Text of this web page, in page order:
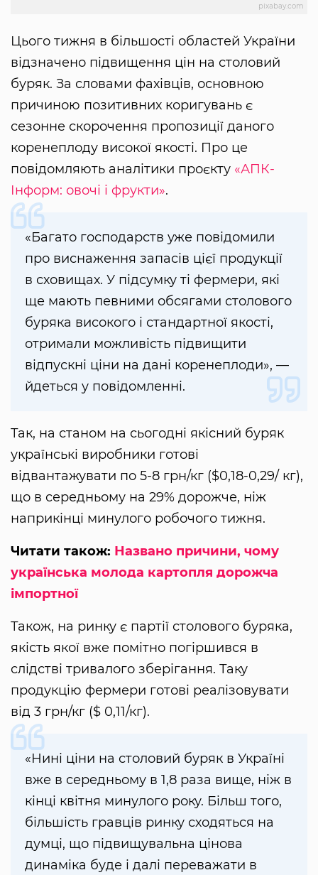
pixabay.com
Цього тижня в більшості областей України
відзначено підвищення цін на столовий
буряк. За словами фахівців, основною
причиною позитивних коригувань є
сезонне скорочення пропозиції даного
коренеплоду високої якості. Про це
повідомляють аналітики проєкту «АПК-
Інформ: овочі і фрукти».
«Багато господарств уже повідомили
про виснаження запасів цієї продукції
в сховищах. У підсумку ті фермери, які
ще мають певними обсягами столового
буряка високого і стандартної якості,
отримали можливість підвищити
відпускні ціни на дані коренеплоди», —
йдеться у повідомленні.
Так, на станом на сьогодні якісний буряк
українські виробники готові
відвантажувати по 5-8 грн/кг ($0,18-0,29/ кг),
що в середньому на 29% дорожче, ніж
наприкінці минулого робочого тижня.
Читати також: Названо причини, чому
українська молода картопля дорожча
імпортної
Також, на ринку є партії столового буряка,
якість якої вже помітно погіршився в
слідстві тривалого зберігання. Таку
продукцію фермери готові реалізовувати
від 3 грн/кг ($ 0,11/кг).
«Нині ціни на столовий буряк в Україні
вже в середньому в 1,8 раза вище, ніж в
кінці квітня минулого року. Більш того,
більшість гравців ринку сходяться на
думці, що підвищувальна цінова
динаміка буде і далі переважати в